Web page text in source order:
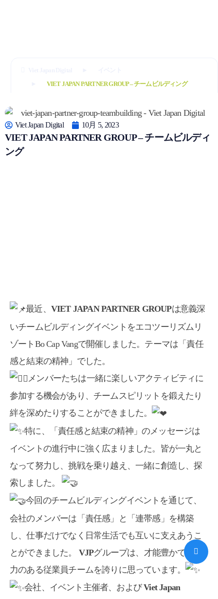
VIET JAPAN PARTNER GROUP – チームビルディング
Viet Japan Digital 10月 5, 2023
VIET JAPAN PARTNER GROUP – チームビルディ
ング
最近、 VIET JAPAN PARTNER GROUPは意義深
いチームビルディングイベントをエコツーリズムリ
ゾートBo Cap Vangで開催しました。テーマは「責任
感と結束の精神」でした。
メンバーたちは一緒に楽しいアクティビティに
参加する機会があり、チームスピリットを鍛えたり
絆を深めたりすることができました。
特に、「責任感と結束の精神」のメッセージは
イベントの進行中に強く広まりました。皆が一丸と
なって努力し、挑戦を乗り越え、一緒に創造し、探
索しました。
今回のチームビルディングイベントを通じて、
会社のメンバーは「責任感」と「連帯感」を構築
し、仕事だけでなく日常生活でも互いに支えあうこ
とができました。
VJPグループは、才能豊かで団結
力のある従業員チームを誇りに思っています。
会社、イベント主催者、およびViet Japan